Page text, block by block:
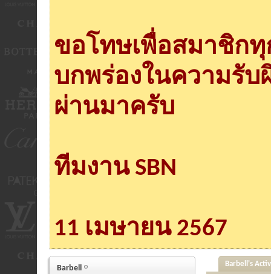
ขอโทษเพื่อสมาชิก
บกพร่องในความรั
ผ่านมาครับ
ทีมงาน SBN
11 เมษายน 2567
Barbell Barbell's